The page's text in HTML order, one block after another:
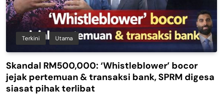
Terkini Utama
Skandal RM500,000: ‘Whistleblower’ bocor
jejak pertemuan & transaksi bank, SPRM digesa
siasat pihak terlibat